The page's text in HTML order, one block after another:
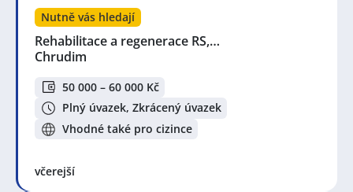
Nutně vás hledají
Rehabilitace a regenerace RS,…
Chrudim
50 000 – 60 000 Kč
Plný úvazek, Zkrácený úvazek
Vhodné také pro cizince
včerejší